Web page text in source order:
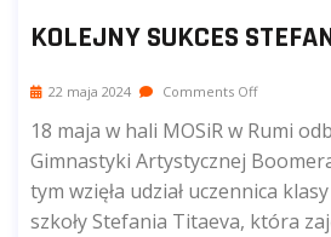
KOLEJNY SUKCES
22 maja 2024 Comments Off
18 maja w hali MOSiR w Rumi
Gimnastyki Artystycznej
tym wzięła udział uczennica
szkoły Stefania Titaeva, która